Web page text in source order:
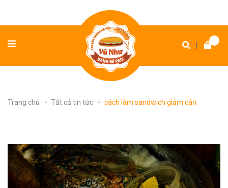
|
Trang chủ Tất cả tin tức cách làm sandwich giảm cân